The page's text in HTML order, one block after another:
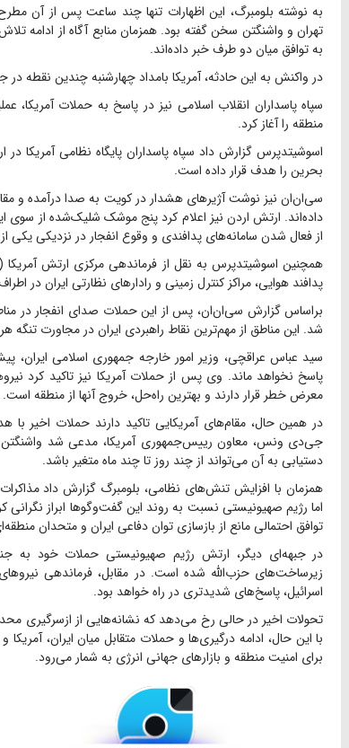
به نوشته بلومبرگ، این اظهارات تنها چند ساعت پس از آن
تهران و واشنگتن سخن گفته بود. همزمان منابع آگاه از ادامه
به توافق میان دو طرف خبر داده‌اند.
در واکنش به این حادثه، آمریکا بامداد چهارشنبه چندین نقطه
سپاه پاسداران انقلاب اسلامی نیز در پاسخ به حملات آمریکا،
منطقه را آغاز کرد.
اسوشیتدپرس گزارش داد سپاه پاسداران پایگاه نظامی آمریکا
بحرین را هدف قرار داده است.
سی‌ان‌ان نیز نوشت آژیرهای هشدار در کویت به صدا درآمده و
داده‌اند. ارتش اردن نیز اعلام کرد پنج موشک شلیک‌شده از سوی
از فعال شدن سامانه‌های پدافندی و وقوع انفجار در نزدیکی یکی
همچنین اسوشیتدپرس به نقل از فرماندهی مرکزی ارتش
پدافند هوایی، مراکز کنترل زمینی و رادارهای نظارتی ایران در
براساس گزارش سی‌ان‌ان، پس از این حملات صدای انفجار در
شد. این مناطق از مهم‌ترین نقاط راهبردی ایران در مجاورت تنگه
سید عباس عراقچی، وزیر امور خارجه جمهوری اسلامی ایران،
پاسخ نخواهد ماند. وی پس از حملات آمریکا نیز تاکید کرد
معرض خطر قرار دارند و بهترین راه‌حل، خروج آنها از منطقه است.
در همین حال، مقام‌های آمریکایی تاکید دارند حملات اخیر
جی‌دی ونس، معاون رییس‌جمهوری آمریکا، مدعی شد واشنگتن
دستیابی به آن می‌تواند از چند روز تا چند ماه متغیر باشد.
همزمان با افزایش تنش‌های نظامی، بلومبرگ گزارش داد مذاکرات
اما رژیم صهیونیستی نسبت به روند این گفت‌وگوها ابراز
توافق احتمالی مانع از بازسازی توان دفاعی ایران و متحدان
در جبهه‌ای دیگر، ارتش رژیم صهیونیستی حملات خود به
زیرساخت‌های حزب‌الله شده است. در مقابل، فرماندهی
اسرائیل، پاسخ‌های شدیدتری در راه خواهد بود.
تحولات اخیر در حالی رخ می‌دهد که نشانه‌هایی از ازسرگیری
با این حال، ادامه درگیری‌ها و حملات متقابل میان ایران،
برای امنیت منطقه و بازارهای جهانی انرژی به شمار می‌رود.